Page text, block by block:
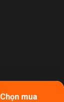
Chọn mua